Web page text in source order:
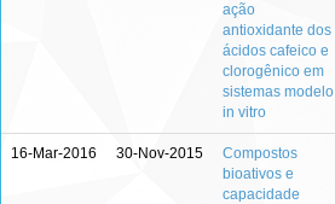
ação
antioxidante dos
ácidos cafeico e
clorogênico em
sistemas modelo
in vitro
16-Mar-2016 30-Nov-2015
Compostos
bioativos e
capacidade